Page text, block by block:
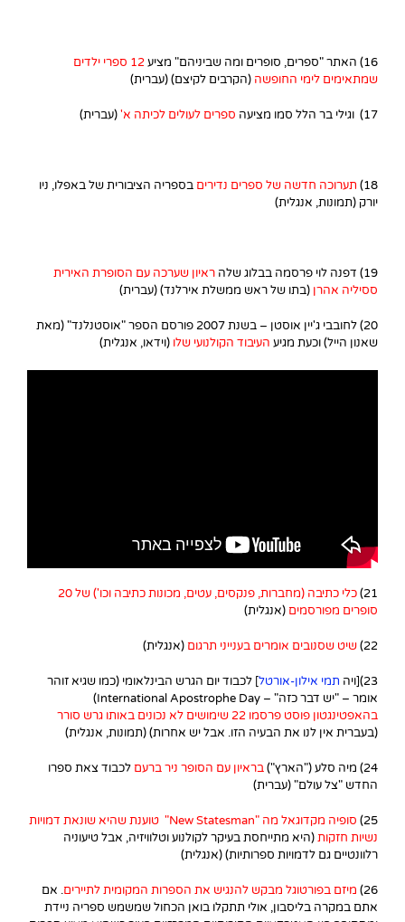
16) האתר "ספרים, סופרים ומה שביניהם" מציע
12 ספרי ילדים
שמתאימים לימי החופשה (הקרבים לקיצם) (עברית)
17) וגילי בר הלל סמו מציעה ספרים לעולים לכיתה א'(עברית)
18) תערוכה חדשה של ספרים נדירים בספריה הציבורית של באפלו, ניו
יורק (תמונות, אנגלית)
19) דפנה לוי פרסמה בבלוג שלה
ראיון שערכה עם הסופרת האירית
ססיליה אהרן (בתו של ראש ממשלת אירלנד) (עברית)
20) לחובבי ג'יין אוסטן – בשנת 2007 פורסם הספר "אוסטנלנד" (מאת
שאנון הייל) וכעת מגיע העיבוד הקולנועי שלו (וידאו, אנגלית)
21)
כלי כתיבה (מחברות, פנקסים, עטים, מכונות כתיבה וכו') של 20
סופרים מפורסמים (אנגלית)
22) שיט שסנובים אומרים בענייני תרגום (אנגלית)
23)[ויה תמי אילון-אורטל] לכבוד יום הגרש הבינלאומי (כמו שגיא זוהר
אומר – "יש דבר כזה" – International Apostrophe Day)
בהאפטינגטון פוסט פרסמו 22 שימושים לא נכונים באותו גרש סורר
(בעברית אין לנו את הבעיה הזו. אבל יש אחרות) (תמונות, אנגלית)
24) מיה סלע ("הארץ") בראיון עם הסופר ניר ברעם לכבוד צאת ספרו
החדש "צל עולם" (עברית)
25)
סופיה מקדוגאל מה "New Statesman" טוענת שהיא שונאת דמויות
נשיות חזקות(היא מתייחסת בעיקר לקולנוע וטלוויזיה, אבל טיעוניה
רלוונטיים גם לדמויות ספרותיות) (אנגלית)
26) מיזם בפורטוגל מבקש להנגיש את הספרות המקומית לתיירים. אם
אתם במקרה בליסבון, אולי תתקלו בואן הכחול שמשמש ספריה ניידת